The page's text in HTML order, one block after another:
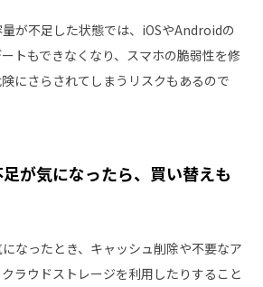
が不足した状態では、iOSやAndroidの
トもできなくなり、スマホの脆弱性を修
にさらされてしまうリスクもあるので
が気になったら、買い替えも
なったとき、キャッシュ削除や不要なア
ラウドストレージを利用したりすること